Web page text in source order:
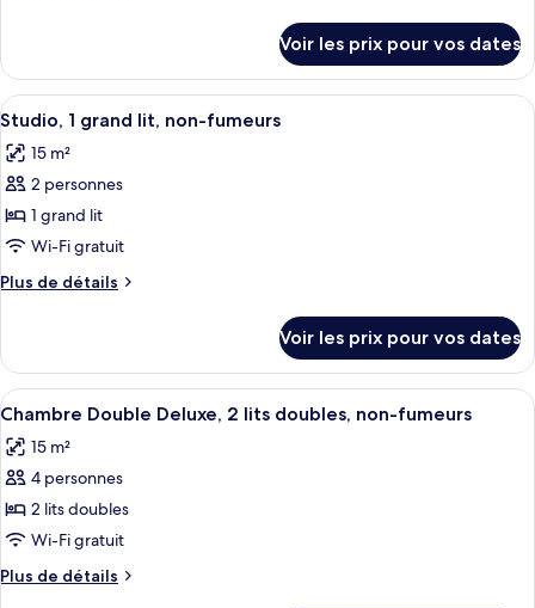
chambre :
Chambre,
1
grand
lit,
baignoire
à
jets
le
type
de
Chambre,
lit,
baignoire
jets
Voir les prix pour vos dates
Afficher
toutes
les
photos
pour
ce
type
de
Studio,
grand
lit,
non-
fumeurs
Une chambre d’hôtel comprenant
3
Studio, 1 grand lit, non-fumeurs
15 m²
2 personnes
1 grand lit
Wi-Fi gratuit
Plus de détails
Plus
le
type
de
Studio,
lit,
non-
Voir les prix pour vos dates
Afficher
toutes
les
photos
pour
ce
type
de
Une chambre d’hôtel avec deux
7
Chambre Double Deluxe, 2 lits doubles, non-fumeurs
15 m²
4 personnes
2 lits doubles
Wi-Fi gratuit
Plus de détails
Plus